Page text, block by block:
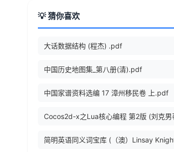
💡 猜你喜欢
大话数据结构 (程杰) .pdf
中国历史地图集_第八册(清).pdf
中国家谱资料选编 17 漳州移民卷 上.pdf
Cocos2d-x之Lua核心编程 第2版 (刘克